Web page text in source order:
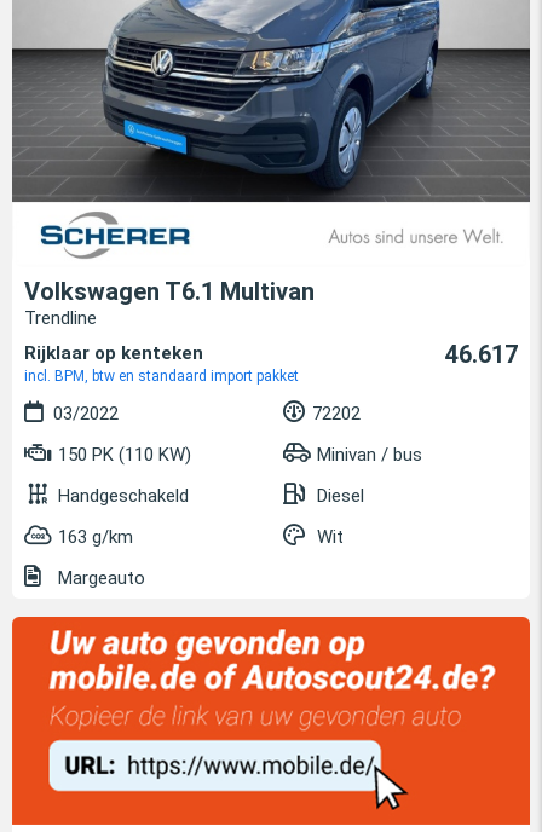
Volkswagen T6.1 Multivan
Trendline
Rijklaar op kenteken
incl. BPM, btw en standaard import pakket
46.617
03/2022
72202
150 PK (110 KW)
Minivan / bus
Handgeschakeld
Diesel
163 g/km
Wit
Margeauto